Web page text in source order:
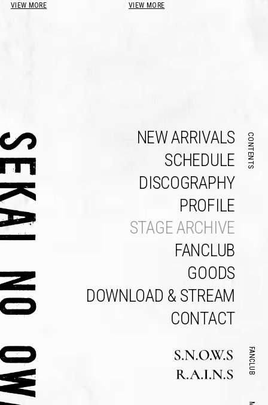
VIEW MORE VIEW MORE
CONTENTS
NEW ARRIVALS
SCHEDULE
DISCOGRAPHY
PROFILE
STAGE ARCHIVE
FANCLUB
GOODS
DOWNLOAD & STREAM
CONTACT
FANCLUB
Official